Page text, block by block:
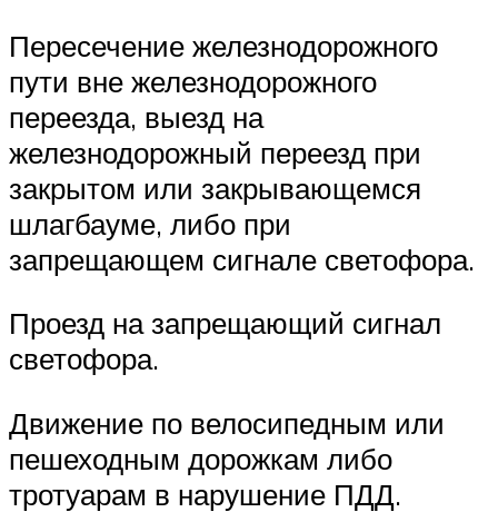
Пересечение железнодорожного
пути вне железнодорожного
переезда, выезд на
железнодорожный переезд при
закрытом или закрывающемся
шлагбауме, либо при
запрещающем сигнале светофора.
Проезд на запрещающий сигнал
светофора.
Движение по велосипедным или
пешеходным дорожкам либо
тротуарам в нарушение ПДД.